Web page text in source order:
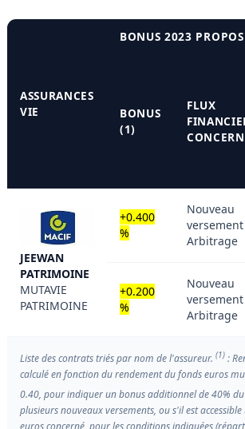
ASSURANCES
VIE
BONUS 2023
BONUS
(1)
FLUX
JEEWAN
PATRIMOINE
MUTAVIE
PATRIMOINE
+0.400
%
Nouveau
versement
Arbitrage
+0.200
%
Nouveau
versement
Arbitrage
Liste des contrats triés par nom de l'assureur. (1) :
calculé en fonction du rendement du fonds euros
0.40, pour indiquer un bonus additionnel de 40%
plusieurs nouveaux versements, ou s'il est
euros concerné, pour les conditions indiquées